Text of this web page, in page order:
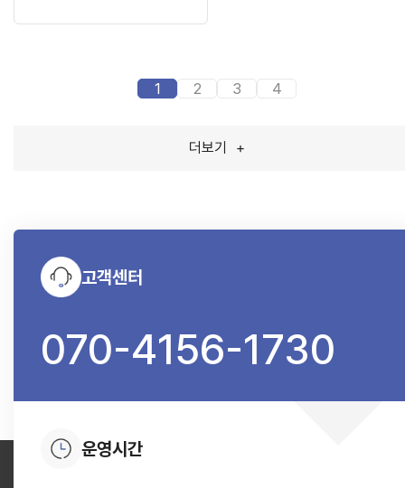
1 2 3 4
더보기 +
고객센터
070-4156-1730
운영시간